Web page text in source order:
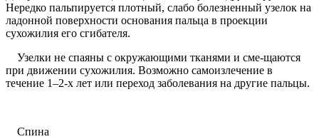
Нередко пальпируется плотный, слабо болезненный узелок на
ладонной поверхности основания пальца в проекции
сухожилия его сгибателя.
Узелки не спаяны с окружающими тканями и сме-щаются
при движении сухожилия. Возможно самоизлечение в
течение 1–2-х лет или переход заболевания на другие пальцы.
Спина